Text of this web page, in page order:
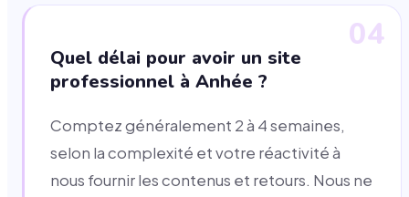
04
Quel délai pour avoir un site
professionnel à Anhée ?
Comptez généralement 2 à 4 semaines,
selon la complexité et votre réactivité à
nous fournir les contenus et retours. Nous ne